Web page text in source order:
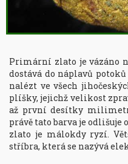
Primární zlato je vázáno
dostává do náplavů
nalézt ve všech
plíšky, jejichž velikost
až první desítky
právě tato barva je
zlato je málokdy ryzí.
stříbra, která se nazývá